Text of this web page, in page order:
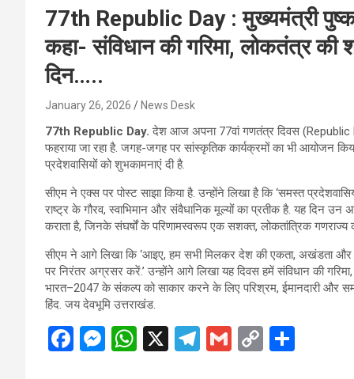
77th Republic Day : मुख्यमंत्री
कहा- संविधान की गरिमा, लोकतंत्र की
दिन…..
January 26, 2026 News Desk
77th Republic Day.देश आज अपना 77वां गणतंत्र दिवस
फहराया जा रहा है. जगह-जगह पर सांस्कृतिक कार्यक्रमों का भी आयोजन
प्रदेशवासियों को शुभकामनाएं दी है.
सीएम ने एक्स पर पोस्ट साझा किया है. उन्होंने लिखा है कि ‘समस्त
राष्ट्र के गौरव, स्वाभिमान और संवैधानिक मूल्यों का प्रतीक है. यह दिन
कराता है, जिनके संघर्षों के परिणामस्वरूप एक सशक्त, लोकतांत्रिक गणराज्य
सीएम ने आगे लिखा कि ‘आइए, हम सभी मिलकर देश की एकता, अखंडता और
पर निरंतर अग्रसर करें.’ उन्होंने आगे लिखा यह दिवस हमें संविधान की
भारत–2047 के संकल्प को साकार करने के लिए परिश्रम, ईमानदारी और
हिंद. जय देवभूमि उत्तराखंड.
F
M W X
T
G
C